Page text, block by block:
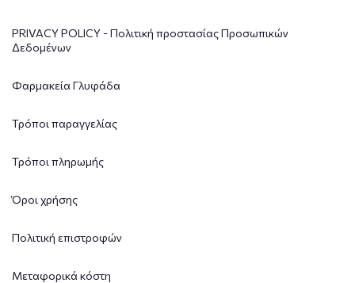
PRIVACY POLICY - Πολιτική προστασίας Προσωπικών
Δεδομένων
Φαρμακεία Γλυφάδα
Τρόποι παραγγελίας
Τρόποι πληρωμής
Όροι χρήσης
Πολιτική επιστροφών
Μεταφορικά κόστη